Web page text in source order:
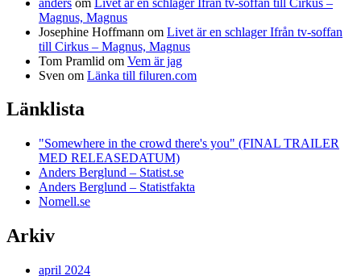
Magnus, Magnus
Josephine Hoffmann om Livet är en schlager Ifrån tv-soffan
till Cirkus – Magnus, Magnus
Tom Pramlid om Vem är jag
Sven om Länka till filuren.com
Länklista
"Somewhere in the crowd there's you" (FINAL TRAILER
MED RELEASEDATUM)
Anders Berglund – Statist.se
Anders Berglund – Statistfakta
Nomell.se
Arkiv
april 2024